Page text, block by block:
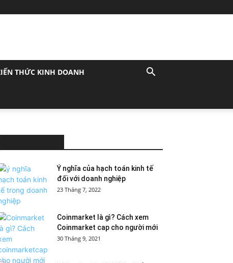
THỨC KINH DOANH
Ý nghĩa của hạch toán kinh tế
đối với doanh nghiệp
23 Tháng 7, 2022
Coinmarket là gì? Cách xem
Coinmarket cap cho người mới
30 Tháng 9, 2021